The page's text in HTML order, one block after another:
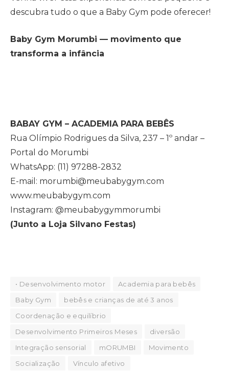
descubra tudo o que a Baby Gym pode oferecer!
Baby Gym Morumbi — movimento que
transforma a infância
BABAY GYM – ACADEMIA PARA BEBÊS
Rua Olímpio Rodrigues da Silva, 237 – 1º andar –
Portal do Morumbi
WhatsApp: (11) 97288-2832
E-mail: morumbi@meubabygym.com
www.meubabygym.com
Instagram: @meubabygymmorumbi
(Junto a Loja Silvano Festas)
• Desenvolvimento motor
Academia para bebês
Baby Gym
bebês e crianças de até 3 anos
Coordenação e equilíbrio
Desenvolvimento Primeiros Meses
diversão
Integração sensorial
mORUMBI
Movimento
Socialização
Vínculo afetivo